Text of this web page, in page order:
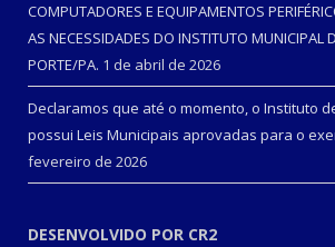
COMPUTADORES E EQUIPAMENTOS
AS NECESSIDADES DO INSTITUTO MUNICIPAL
PORTE/PA. 1 de abril de 2026
Declaramos que até o momento, o Instituto
possui Leis Municipais aprovadas para o
fevereiro de 2026
DESENVOLVIDO POR CR2